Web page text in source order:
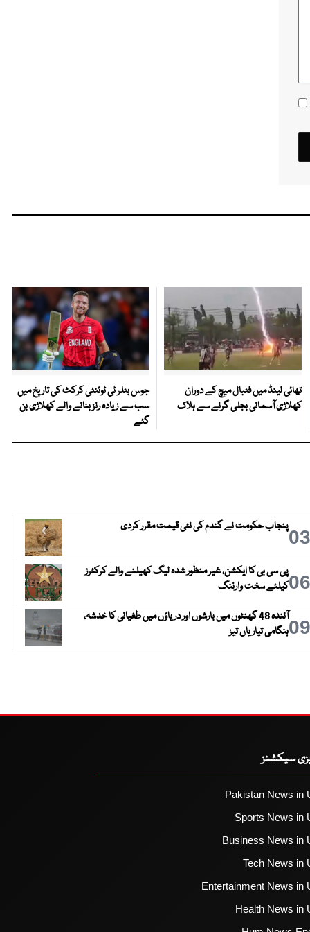
تھائی لینڈ میں فٹبال میچ کے دوران
کھلاڑی آسمانی بجلی گرنے سے ہلاک
جوس بٹلر ٹی ٹوئنٹی کرکٹ کی تاریخ میں
سب سے زیادہ رنز بنانے والے کھلاڑی بن
گئے
03پنجاب حکومت نے گندم کی نئی قیمت مقرر کردی
06پی سی بی کا ایکشن، غیر منظور شدہ لیگ کھیلنے والے کرکٹرز
کیلئے سخت وارننگ
09
آئندہ 48 گھنٹوں میں بارشوں اور دریاؤں میں طغیانی کا خدشہ،
ہنگامی تیاریاں تیز
سیکشنز
Pakistan News in
Sports News in
Business News in
Tech News in
Entertainment News in
Health News in